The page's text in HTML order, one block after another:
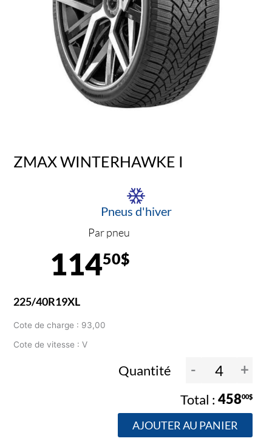
ZMAX WINTERHAWKE I
Pneus d'hiver
Par pneu
11450$
225/40R19XL
Cote de charge : 93,00
Cote de vitesse : V
Quantité - +
45800$
AJOUTER AU PANIER